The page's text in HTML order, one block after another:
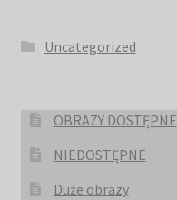
Uncategorized
OBRAZY DOSTĘPNE
NIEDOSTĘPNE
Duże obrazy